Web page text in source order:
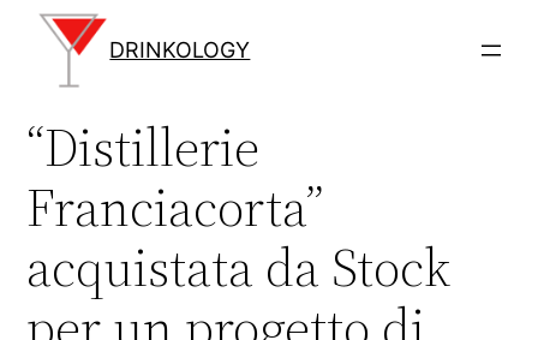
contenuto
DRINKOLOGY
“Distillerie
Franciacorta”
acquistata da Stock